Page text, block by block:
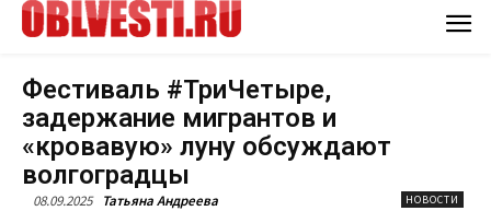
Фестиваль #ТриЧетыре,
задержание мигрантов и
«кровавую» луну обсуждают
волгоградцы
08.09.2025 Татьяна Андреева НОВОСТИ